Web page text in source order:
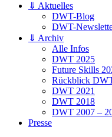
⇓ Aktuelles
DWT-Blog
DWT-
⇓ Archiv
Alle Infos
DWT 2025
Future Skills
Rückblick
DWT 2021
DWT 2018
DWT 2007 –
Presse